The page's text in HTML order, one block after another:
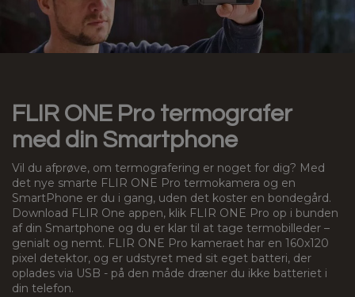
FLIR ONE Pro termografer
med din Smartphone
Vil du afprøve, om termografering er noget for dig? Med
det nye smarte FLIR ONE Pro termokamera og en
SmartPhone er du i gang, uden det koster en bondegård.
Download FLIR One appen, klik FLIR ONE Pro op i bunden
af din Smartphone og du er klar til at tage termobilleder –
genialt og nemt. FLIR ONE Pro kameraet har en 160x120
pixel detektor, og er udstyret med sit eget batteri, der
oplades via USB - på den måde dræner du ikke batteriet i
din telefon.